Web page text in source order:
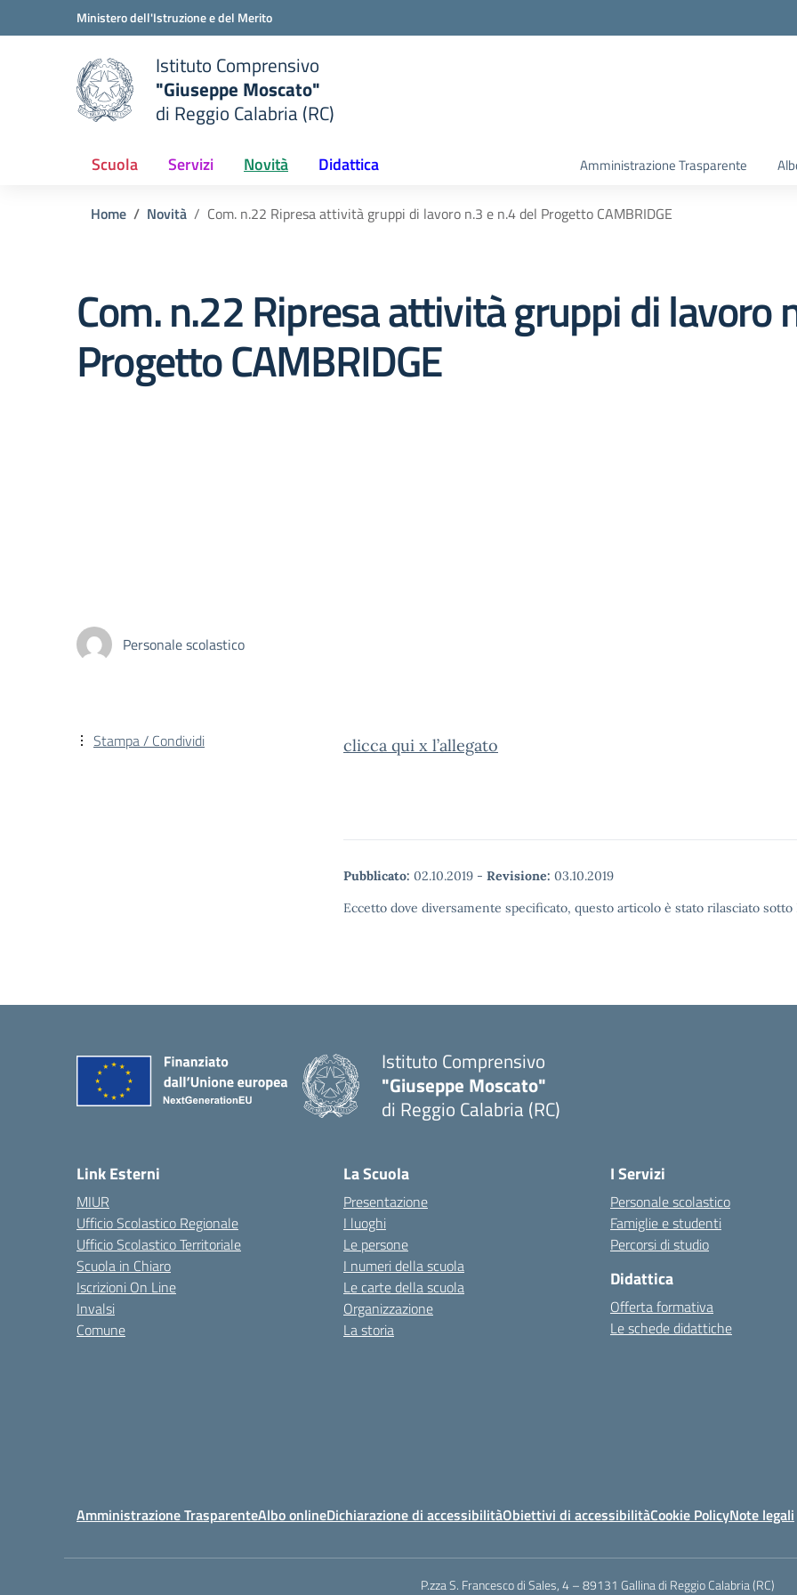
Vai ai contenuti
Vai al menu di navigazioneMinistero dell'Istruzione e del Merito
scuola
Istituto Comprensivo
"Giuseppe Moscato"
di Reggio Calabria (RC)
Scuola Servizi Novità Didattica Amministrazione Trasparente
Home Novità Com. n.22 Ripresa attività gruppi di lavoro n.3 e n.4 del Progetto CAMBRIDGE
Com. n.22 Ripresa attività gruppi di lavoro
Progetto CAMBRIDGE
Personale scolastico
clicca qui x l’allegato
Pubblicato: 02.10.2019 - Revisione: 03.10.2019
Eccetto dove diversamente specificato, questo articolo è stato rilasciato
Stampa / Condividi
Istituto Comprensivo
"Giuseppe Moscato"
di Reggio Calabria (RC)
Link Esterni
MIUR
Ufficio Scolastico Regionale
Ufficio Scolastico Territoriale
Scuola in Chiaro
Iscrizioni On Line
Invalsi
Comune
La Scuola
Presentazione
I luoghi
Le persone
I numeri della scuola
Le carte della scuola
Organizzazione
La storia
I Servizi
Personale scolastico
Famiglie e studenti
Percorsi di studio
Didattica
Offerta formativa
Le schede didattiche
Amministrazione TrasparenteAlbo onlineDichiarazione di accessibilitàObiettivi di accessibilitàCookie PolicyNote legali
P.zza S. Francesco di Sales, 4 – 89131 Gallina di Reggio Calabria (RC)